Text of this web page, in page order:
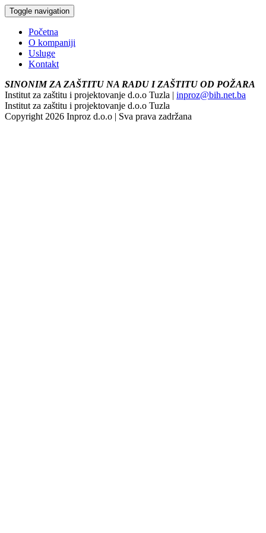
Toggle navigation
Početna
O kompaniji
Usluge
Kontakt
SINONIM ZA ZAŠTITU NA RADU I ZAŠTITU OD POŽARA
Institut za zaštitu i projektovanje d.o.o Tuzla | inproz@bih.net.ba
Institut za zaštitu i projektovanje d.o.o Tuzla
Copyright 2026 Inproz d.o.o | Sva prava zadržana